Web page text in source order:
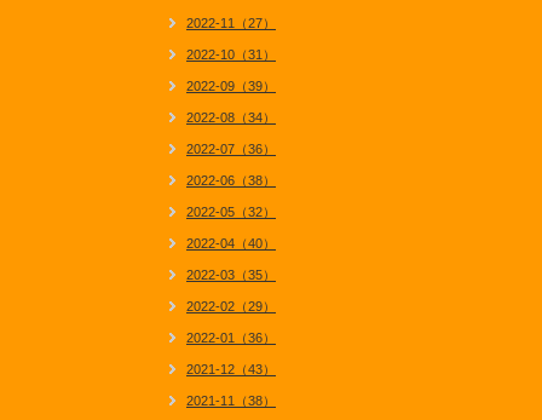
2022-11（27）
2022-10（31）
2022-09（39）
2022-08（34）
2022-07（36）
2022-06（38）
2022-05（32）
2022-04（40）
2022-03（35）
2022-02（29）
2022-01（36）
2021-12（43）
2021-11（38）